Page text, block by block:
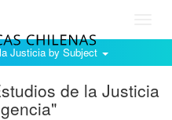
Justicia by Subject
de la Justicia